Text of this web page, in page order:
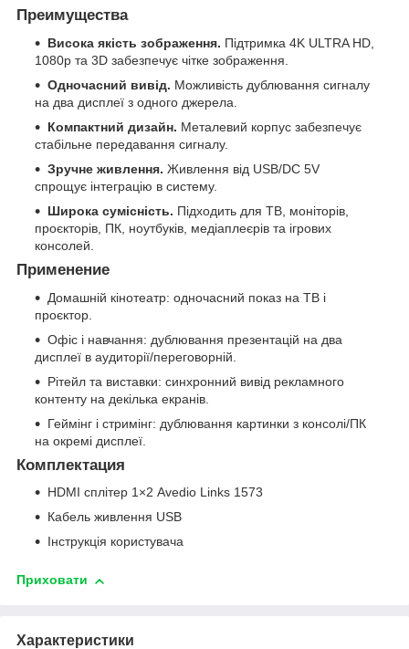
Преимущества
Висока якість зображення. Підтримка 4K ULTRA HD,
1080p та 3D забезпечує чітке зображення.
Одночасний вивід. Можливість дублювання сигналу
на два дисплеї з одного джерела.
Компактний дизайн. Металевий корпус забезпечує
стабільне передавання сигналу.
Зручне живлення. Живлення від USB/DC 5V
спрощує інтеграцію в систему.
Широка сумісність. Підходить для ТВ, моніторів,
проєкторів, ПК, ноутбуків, медіаплеєрів та ігрових
консолей.
Применение
Домашній кінотеатр: одночасний показ на ТВ і
проєктор.
Офіс і навчання: дублювання презентацій на два
дисплеї в аудиторії/переговорній.
Рітейл та виставки: синхронний вивід рекламного
контенту на декілька екранів.
Геймінг і стримінг: дублювання картинки з консолі/ПК
на окремі дисплеї.
Комплектация
HDMI сплітер 1×2 Avedio Links 1573
Кабель живлення USB
Інструкція користувача
Приховати
Характеристики